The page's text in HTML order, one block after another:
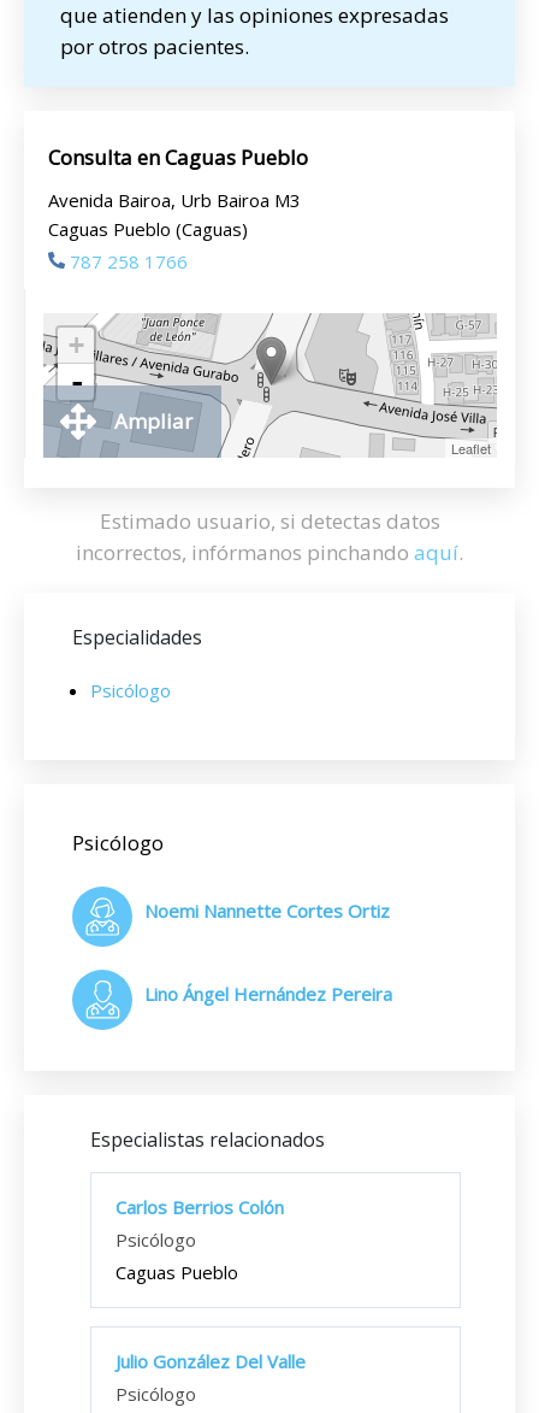
que atienden y las opiniones expresadas
por otros pacientes.
Consulta en Caguas Pueblo
Avenida Bairoa, Urb Bairoa M3
Caguas Pueblo (Caguas)
787 258 1766
+
-
Leaflet
Ampliar
Estimado usuario, si detectas datos
incorrectos, infórmanos pinchando aquí.
Especialidades
Psicólogo
Psicólogo
Noemi Nannette Cortes Ortiz
Lino Ángel Hernández Pereira
Especialistas relacionados
Carlos Berrios Colón
Psicólogo
Caguas Pueblo
Julio González Del Valle
Psicólogo